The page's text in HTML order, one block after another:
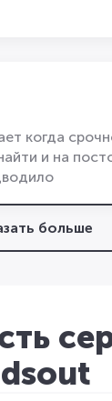
когда
и на
больше